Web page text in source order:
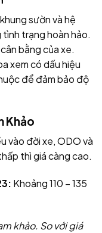
sườn và hệ
trạng hoàn hảo.
bằng của xe.
xem có dấu hiệu
để đảm bảo độ
Khảo
vào đời xe, ODO và
thì giá càng cao.
Khoảng 110 – 135
khảo. So với giá